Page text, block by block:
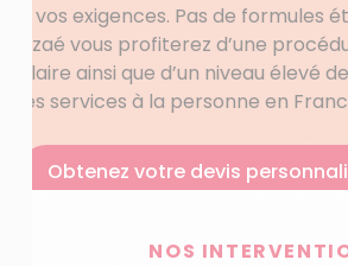
à vos exigences. Pas de formules
Azaé vous profiterez d’une
claire ainsi que d’un niveau élevé
les services à la personne en
Obtenez votre devis
NOS